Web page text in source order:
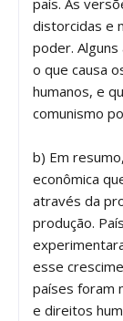
país. As
distorcidas e
poder.
o que causa
humanos, e
comunismo
b) Em
econômica
através da
produção.
esse
países foram
e direitos